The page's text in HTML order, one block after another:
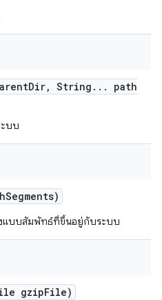
Dir, String . . .
path
บบ
Segments)
งแบบสัมพัทธ์ที่ขึ้นอยู่กับระบบ
gzipFile)